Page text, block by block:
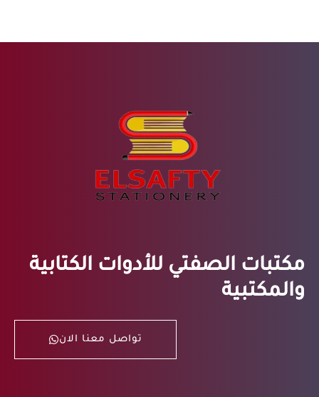
مكتبات الصفتي للأدوات الكتابية
والمكتبية
تواصل معنا الان